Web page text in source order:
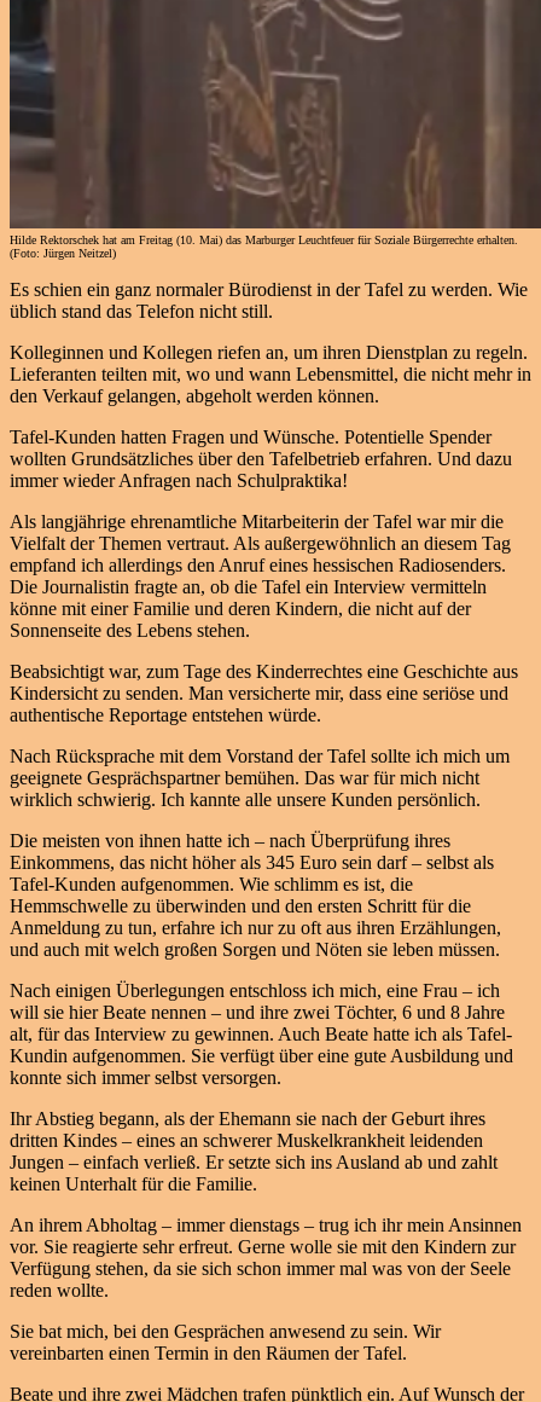
Hilde Rektorschek hat am Freitag (10. Mai) das Marburger Leuchtfeuer für Soziale Bürgerrechte erhalten.
(Foto: Jürgen Neitzel)
Es schien ein ganz normaler Bürodienst in der Tafel zu werden. Wie
üblich stand das Telefon nicht still.
Kolleginnen und Kollegen riefen an, um ihren Dienstplan zu regeln.
Lieferanten teilten mit, wo und wann Lebensmittel, die nicht mehr in
den Verkauf gelangen, abgeholt werden können.
Tafel-Kunden hatten Fragen und Wünsche. Potentielle Spender
wollten Grundsätzliches über den Tafelbetrieb erfahren. Und dazu
immer wieder Anfragen nach Schulpraktika!
Als langjährige ehrenamtliche Mitarbeiterin der Tafel war mir die
Vielfalt der Themen vertraut. Als außergewöhnlich an diesem Tag
empfand ich allerdings den Anruf eines hessischen Radiosenders.
Die Journalistin fragte an, ob die Tafel ein Interview vermitteln
könne mit einer Familie und deren Kindern, die nicht auf der
Sonnenseite des Lebens stehen.
Beabsichtigt war, zum Tage des Kinderrechtes eine Geschichte aus
Kindersicht zu senden. Man versicherte mir, dass eine seriöse und
authentische Reportage entstehen würde.
Nach Rücksprache mit dem Vorstand der Tafel sollte ich mich um
geeignete Gesprächspartner bemühen. Das war für mich nicht
wirklich schwierig. Ich kannte alle unsere Kunden persönlich.
Die meisten von ihnen hatte ich – nach Überprüfung ihres
Einkommens, das nicht höher als 345 Euro sein darf – selbst als
Tafel-Kunden aufgenommen. Wie schlimm es ist, die
Hemmschwelle zu überwinden und den ersten Schritt für die
Anmeldung zu tun, erfahre ich nur zu oft aus ihren Erzählungen,
und auch mit welch großen Sorgen und Nöten sie leben müssen.
Nach einigen Überlegungen entschloss ich mich, eine Frau – ich
will sie hier Beate nennen – und ihre zwei Töchter, 6 und 8 Jahre
alt, für das Interview zu gewinnen. Auch Beate hatte ich als Tafel-
Kundin aufgenommen. Sie verfügt über eine gute Ausbildung und
konnte sich immer selbst versorgen.
Ihr Abstieg begann, als der Ehemann sie nach der Geburt ihres
dritten Kindes – eines an schwerer Muskelkrankheit leidenden
Jungen – einfach verließ. Er setzte sich ins Ausland ab und zahlt
keinen Unterhalt für die Familie.
An ihrem Abholtag – immer dienstags – trug ich ihr mein Ansinnen
vor. Sie reagierte sehr erfreut. Gerne wolle sie mit den Kindern zur
Verfügung stehen, da sie sich schon immer mal was von der Seele
reden wollte.
Sie bat mich, bei den Gesprächen anwesend zu sein. Wir
vereinbarten einen Termin in den Räumen der Tafel.
Beate und ihre zwei Mädchen trafen pünktlich ein. Auf Wunsch der